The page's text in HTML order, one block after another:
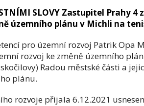
SLOVY Zastupitel Prahy 4
územního plánu v Michli na
pro územní rozvoj Patrik Opa
rozvoj ke změně územního
Radou městské části a
plánu.
rozvoje přijala 6.12.2021